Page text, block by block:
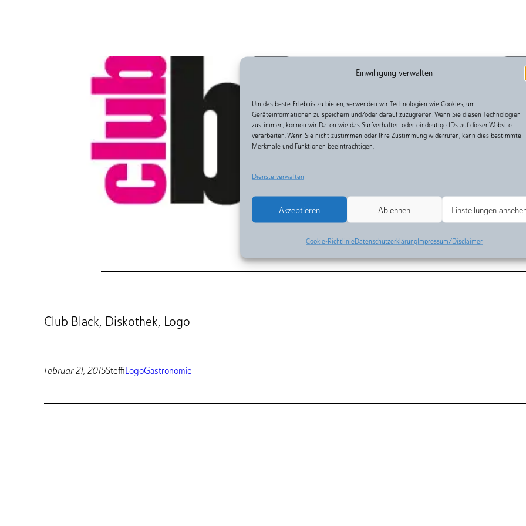
Einwilligung verwalten
Um das beste Erlebnis zu bieten, verwenden wir Technologien wie Cookies, um
Geräteinformationen zu speichern und/oder darauf zuzugreifen. Wenn Sie diesen Technologien
zustimmen, können wir Daten wie das Surfverhalten oder eindeutige IDs auf dieser Website
verarbeiten. Wenn Sie nicht zustimmen oder Ihre Zustimmung widerrufen, kann dies bestimmte
Merkmale und Funktionen beeinträchtigen.
Dienste verwalten
Akzeptieren Ablehnen Einstellungen
Cookie-RichtlinieDatenschutzerklärungImpressum/Disclaimer
Club Black, Diskothek, Logo
Februar 21, 2015SteffiLogoGastronomie